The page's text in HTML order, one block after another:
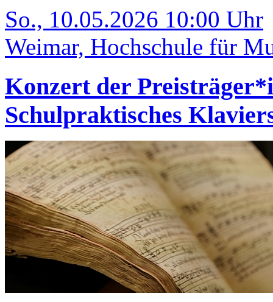
So., 10.05.2026 10:00 Uhr
Weimar, Hochschule für
Konzert der
Schulpraktisches